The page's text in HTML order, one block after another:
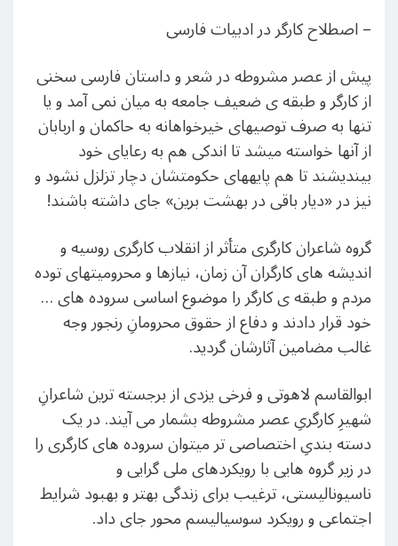
– اصطلاح کارگر در ادبیات فارسی
پیش از عصر مشروطه در شعر و داستان فارسی سخنی
از کارگر و طبقه ی ضعیف جامعه به میان نمی آمد و یا
تنها به صرف توصیهای خیرخواهانه به حاکمان و اربابان
از آنها خواسته میشد تا اندکی هم به رعایای خود
بیندیشند تا هم پایههای حکومتشان دچار تزلزل نشود و
نیز در «دیار باقی در بهشت برین» جای داشته باشند!
گروه شاعران کارگری متأثر از انقلاب کارگری روسیه و
اندیشه های کارگران آن زمان، نیازها و محرومیتهای توده
مردم و طبقه ی کارگر را موضوع اساسی سروده های …
خود قرار دادند و دفاع از حقوق محرومانِ رنجور وجه
غالب مضامین آثارشان گردید.
ابوالقاسم لاهوتی و فرخی یزدی از برجسته ترین شاعرانِ
شهیرِ کارگریِ عصر مشروطه بشمار می آیند. در یک
دسته بندیِ اختصاصی تر میتوان سروده های کارگری را
در زیر گروه هایی با رویکردهای ملی گرایی و
ناسیونالیستی، ترغیب برای زندگی بهتر و بهبود شرایط
اجتماعی و رویکرد سوسیالیسم محور جای داد.